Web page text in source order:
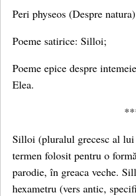
Peri physeos (Despre
Poeme satirice: Silloi;
Poeme epice despre
Elea.
Silloi (pluralul grecesc al lui
termen folosit pentru o
parodie, în greaca veche.
hexametru (vers antic,